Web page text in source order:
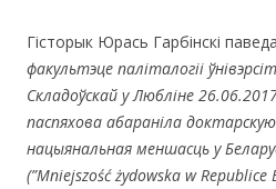
Гісторык Юрась Гарбінскі
факультэце паліталогіі
Складоўскай у Любліне
паспяхова абараніла
нацыянальная меншасць у
(”Mniejszość żydowska w Republice